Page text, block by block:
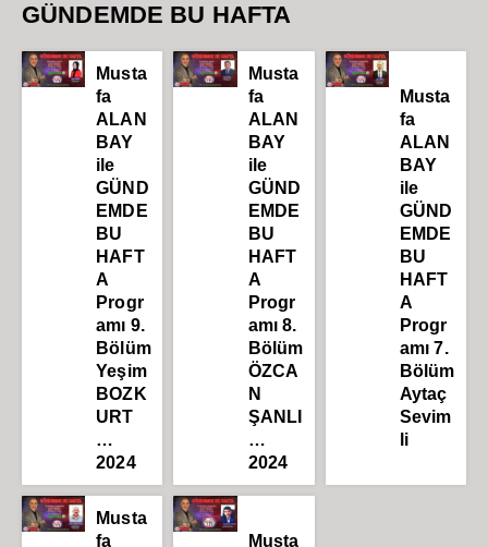
GÜNDEMDE BU HAFTA
Musta
fa
ALAN
BAY
ile
GÜND
EMDE
BU
HAFT
A
Progr
amı 9.
Bölüm
Yeşim
BOZK
URT
…
2024
Musta
fa
ALAN
BAY
ile
GÜND
EMDE
BU
HAFT
A
Progr
amı 8.
Bölüm
ÖZCA
N
ŞANLI
…
2024
Musta
fa
ALAN
BAY
ile
GÜND
EMDE
BU
HAFT
A
Progr
amı 7.
Bölüm
Aytaç
Sevim
li
Musta
fa
Musta